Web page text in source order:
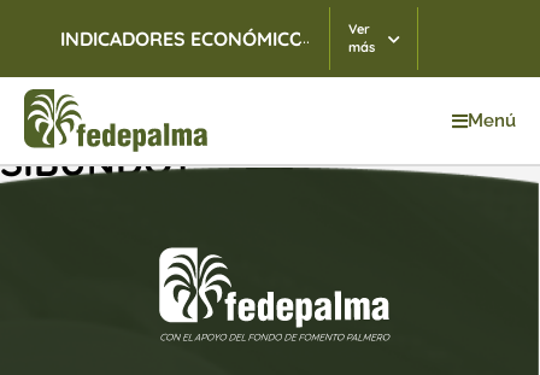
INDICADORES ECONÓMICOS TRM 07/08/2026
...
Ver
más
Menú
SIBUNDOY